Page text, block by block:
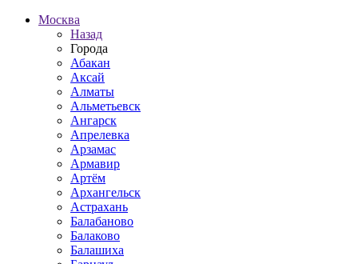
Москва
Назад
Города
Абакан
Аксай
Алматы
Альметьевск
Ангарск
Апрелевка
Арзамас
Армавир
Артём
Архангельск
Астрахань
Балабаново
Балаково
Балашиха